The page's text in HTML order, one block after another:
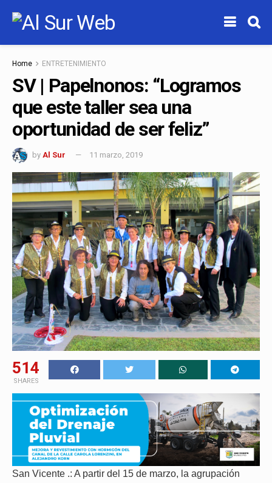
Home ENTRETENIMIENTO
SV | Papelnonos: “Logramos
que este taller sea una
oportunidad de ser feliz”
by Al Sur 11 marzo, 2019
514
SHARES
San Vicente .: A partir del 15 de marzo, la agrupación